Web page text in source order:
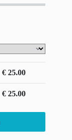
€ 25.00
€ 25.00